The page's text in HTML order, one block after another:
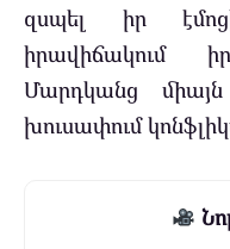
զսպել իր
իրավիճակում
Մարդկանց
խուսափում